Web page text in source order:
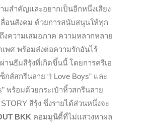
ามสำคัญและอยากเป็นอีกหนึ่งเสียง
อนสังคม ด้วยการสนับสนุนให้ทุก
งความเสมอภาค ความหลากหลาย
พศ พร้อมส่งต่อความรักอันไร้
านธีมสีรุ้งที่เกิดขึ้นนี้ โดยการครีเอ
กส์สกรีนลาย “I Love Boys” และ
พร้อมด้วยกระเป๋าหิ้วสกรีนลาย
สีรุ้ง ซึ่งรายได้ส่วนหนึ่งจะ
BKK คอมมูนิตี้ที่ไม่แสวงหาผล